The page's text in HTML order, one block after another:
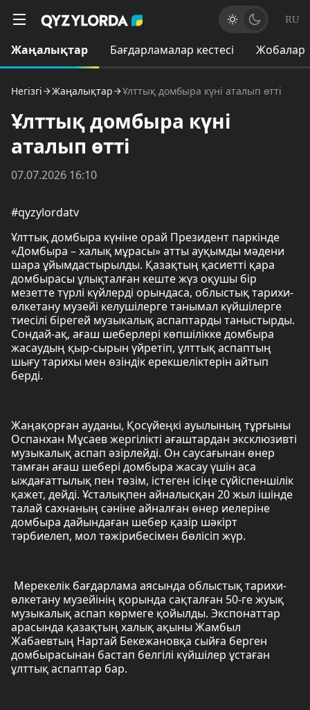
RU
Жаңалықтар Бағдарламалар кестесі Жобалар
Негізгі Жаңалықтар Ұлттық домбыра күні аталып өтті
Ұлттық домбыра күні
аталып өтті
07.07.2026 16:10
#qyzylordatv
Ұлттық домбыра күніне орай Президент паркінде
«Домбыра – халық мұрасы» атты ауқымды мәдени
шара ұйымдастырылды. Қазақтың қасиетті қара
домбырасы ұлықталған кеште жүз оқушы бір
мезетте түрлі күйлерді орындаса, облыстық тарихи-
өлкетану музейі келушілерге танымал күйшілерге
тиесілі бірегей музыкалық аспаптарды таныстырды.
Сондай-ақ, ағаш шеберлері көпшілікке домбыра
жасаудың қыр-сырын үйретіп, ұлттық аспаптың
шығу тарихы мен өзіндік ерекшеліктерін айтып
берді.
Жаңақорған ауданы, Қосүйеңкі ауылының тұрғыны
Оспанхан Мұсаев жергілікті ағаштардан эксклюзивті
музыкалық аспап әзірлейді. Он саусағынан өнер
тамған ағаш шебері домбыра жасау үшін аса
ыждағаттылық пен төзім, істеген ісіңе сүйіспеншілік
қажет, дейді. Ұсталықпен айналысқан 20 жыл ішінде
талай сахнаның сәніне айналған өнер иелеріне
домбыра дайындаған шебер қазір шәкірт
тәрбиелеп, мол тәжірибесімен бөлісіп жүр.
Мерекелік бағдарлама аясында облыстық тарихи-
өлкетану музейінің қорында сақталған 50-ге жуық
музыкалық аспап көрмеге қойылды. Экспонаттар
арасында қазақтың халық ақыны Жамбыл
Жабаевтың Нартай Бекежановқа сыйға берген
домбырасынан бастап белгілі күйшілер ұстаған
ұлттық аспаптар бар.